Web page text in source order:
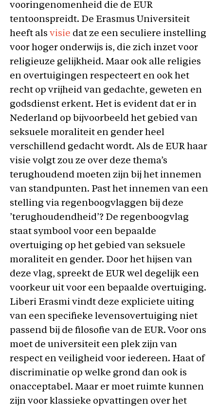
vooringenomenheid die de EUR
tentoonspreidt. De Erasmus Universiteit
heeft als visie dat ze een seculiere instelling
voor hoger onderwijs is, die zich inzet voor
religieuze gelijkheid. Maar ook alle religies
en overtuigingen respecteert en ook het
recht op vrijheid van gedachte, geweten en
godsdienst erkent. Het is evident dat er in
Nederland op bijvoorbeeld het gebied van
seksuele moraliteit en gender heel
verschillend gedacht wordt. Als de EUR haar
visie volgt zou ze over deze thema’s
terughoudend moeten zijn bij het innemen
van standpunten. Past het innemen van een
stelling via regenboogvlaggen bij deze
’terughoudendheid’? De regenboogvlag
staat symbool voor een bepaalde
overtuiging op het gebied van seksuele
moraliteit en gender. Door het hijsen van
deze vlag, spreekt de EUR wel degelijk een
voorkeur uit voor een bepaalde overtuiging.
Liberi Erasmi vindt deze expliciete uiting
van een specifieke levensovertuiging niet
passend bij de filosofie van de EUR. Voor ons
moet de universiteit een plek zijn van
respect en veiligheid voor iedereen. Haat of
discriminatie op welke grond dan ook is
onacceptabel. Maar er moet ruimte kunnen
zijn voor klassieke opvattingen over het